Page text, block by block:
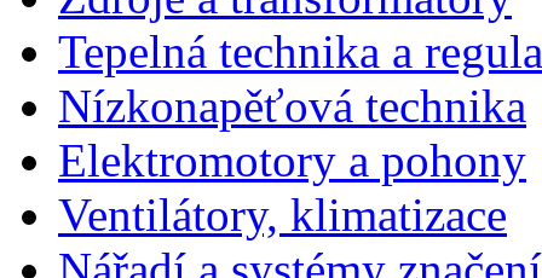
Tepelná technika a
Nízkonapěťová technika
Elektromotory a pohony
Ventilátory, klimatizace